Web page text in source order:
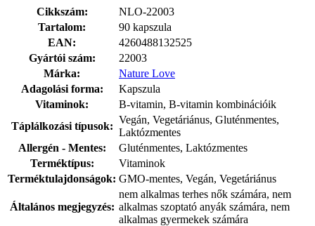
Cikkszám:
NLO-22003
Tartalom:
90 kapszula
EAN:
4260488132525
Gyártói szám:
22003
Márka:
Nature Love
Adagolási forma:
Kapszula
Vitaminok:
B-vitamin, B-vitamin kombinációik
Táplálkozási típusok:
Vegán, Vegetáriánus, Gluténmentes,
Laktózmentes
Allergén - Mentes:
Gluténmentes, Laktózmentes
Terméktípus:
Vitaminok
Terméktulajdonságok: GMO-mentes, Vegán, Vegetáriánus
Általános megjegyzés:
nem alkalmas terhes nők számára, nem
alkalmas szoptató anyák számára, nem
alkalmas gyermekek számára